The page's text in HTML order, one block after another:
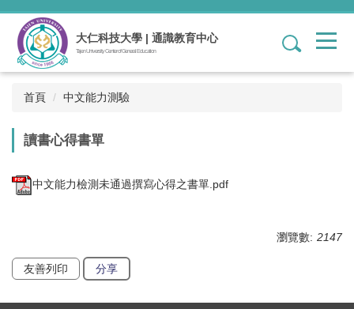
跳
主
要
內
大仁科技大學 | 通識教育中心
Tajen University Center of General Education
1
首頁 中文能力測驗
讀書心得書單
中文能力檢測未通過撰寫心得之書單.pdf
瀏覽數: 2147
友善列印 分享